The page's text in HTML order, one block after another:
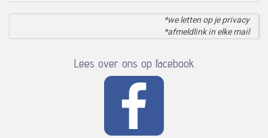
*we letten op je privacy
*afmeldlink in elke mail
Lees over ons op facebook